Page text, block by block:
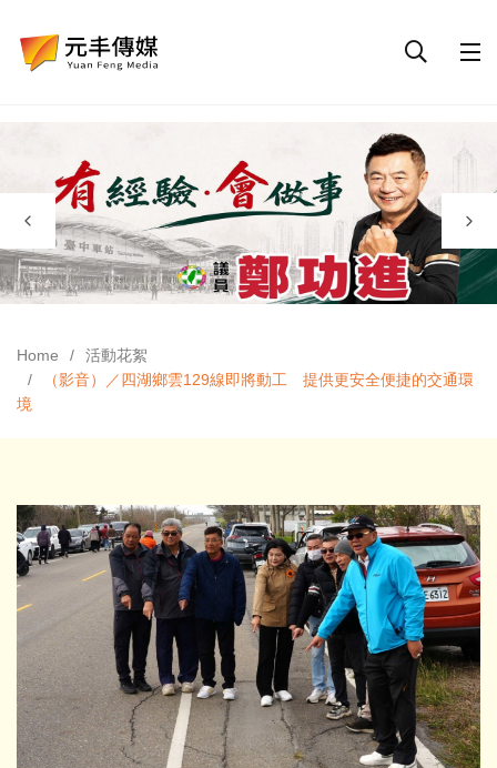
Home
活動花絮
（影音）／四湖鄉雲129線即將動工 提供更安全便捷的交通環
境